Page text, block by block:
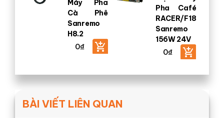
Máy Pha
Cà Phê
Sanremo
H8.2
0₫
Pha Café
RACER/F18
Sanremo
156W 24V
0₫
BÀI VIẾT LIÊN QUAN